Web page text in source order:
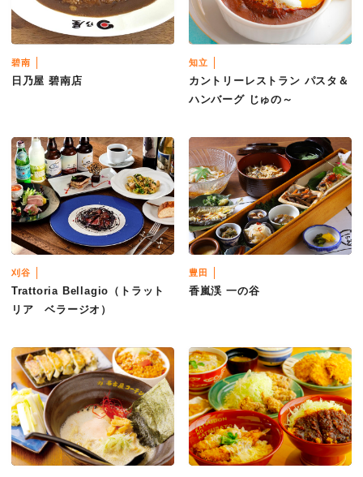
碧南
日乃屋 碧南店
知立
カントリーレストラン パスタ＆
ハンバーグ じゅの～
刈谷
Trattoria Bellagio（トラット
リア ベラージオ）
豊田
香嵐渓 一の谷